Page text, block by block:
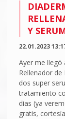
Y
22.01.2023
Ayer me llegó
Rellenador
dos super
tratamiento
dias (ya
gratis,